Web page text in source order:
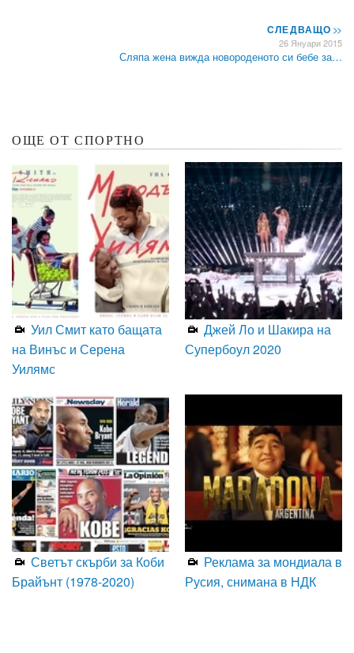
СЛЕДВАЩО>>
26 Януари 2015
Сляпа жена вижда новороденото си бебе за…
ОЩЕ ОТ СПОРТНО
Уил Смит като бащата
на Винъс и Серена
Уилямс
Джей Ло и Шакира на
Супербоул 2020
Светът скърби за Коби
Брайънт (1978-2020)
Реклама за мондиала в
Русия, снимана в НДК